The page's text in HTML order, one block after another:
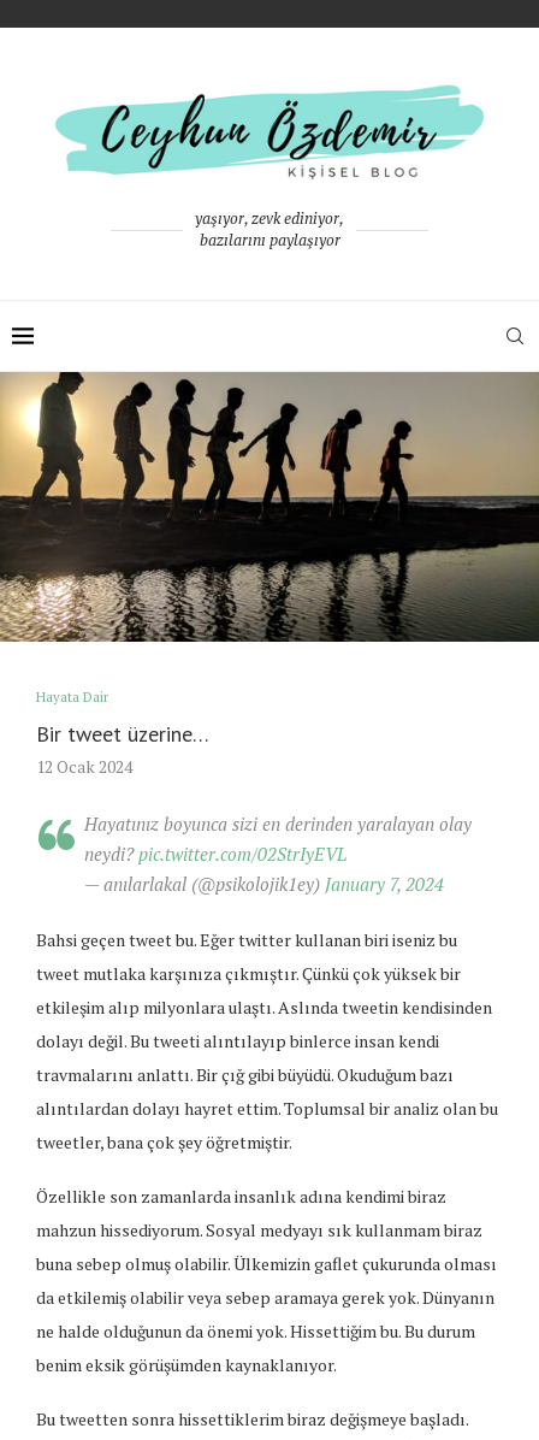
yaşıyor, zevk ediniyor,
bazılarını paylaşıyor
Hayata Dair
Bir tweet üzerine…
12 Ocak 2024
Hayatınız boyunca sizi en derinden yaralayan olay
neydi?pic.twitter.com/02StrIyEVL
— anılarlakal (@psikolojik1ey) January 7, 2024
Bahsi geçen tweet bu. Eğer twitter kullanan biri iseniz bu
tweet mutlaka karşınıza çıkmıştır. Çünkü çok yüksek bir
etkileşim alıp milyonlara ulaştı. Aslında tweetin kendisinden
dolayı değil. Bu tweeti alıntılayıp binlerce insan kendi
travmalarını anlattı. Bir çığ gibi büyüdü. Okuduğum bazı
alıntılardan dolayı hayret ettim. Toplumsal bir analiz olan bu
tweetler, bana çok şey öğretmiştir.
Özellikle son zamanlarda insanlık adına kendimi biraz
mahzun hissediyorum. Sosyal medyayı sık kullanmam biraz
buna sebep olmuş olabilir. Ülkemizin gaflet çukurunda olması
da etkilemiş olabilir veya sebep aramaya gerek yok. Dünyanın
ne halde olduğunun da önemi yok. Hissettiğim bu. Bu durum
benim eksik görüşümden kaynaklanıyor.
Bu tweetten sonra hissettiklerim biraz değişmeye başladı.